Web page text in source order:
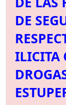
DE
ILICITA